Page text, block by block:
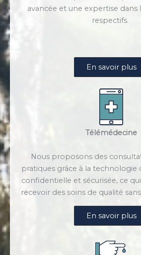
avancée et une expertise dans
respectifs.
En savoir plus
Télémédecine
Nous proposons des
pratiques grâce à la
confidentielle et sécurisée, ce
recevoir des soins de qualité
En savoir plus